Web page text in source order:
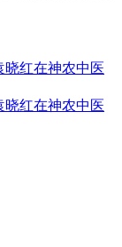
晓红在神农中医
晓红在神农中医